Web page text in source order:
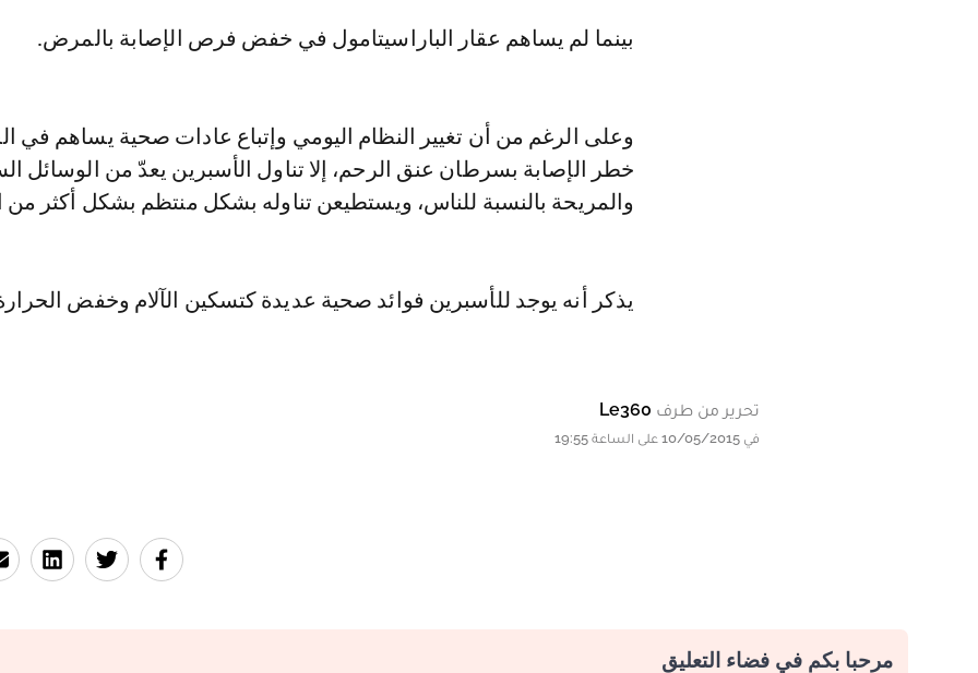
بينما لم يساهم عقار الباراسيتامول في خفض فرص الإصابة بالمرض.
وعلى الرغم من أن تغيير النظام اليومي وإتباع عادات صحية يساهم في
خطر الإصابة بسرطان عنق الرحم، إلا تناول الأسبرين يعدّ من الوسائل
والمريحة بالنسبة للناس، ويستطيعن تناوله بشكل منتظم بشكل أكثر من
يذكر أنه يوجد للأسبرين فوائد صحية عديدة كتسكين الآلام وخفض
تحرير من طرف Le360
في 10/05/2015 على الساعة 19:55
مرحبا بكم في فضاء التعليق